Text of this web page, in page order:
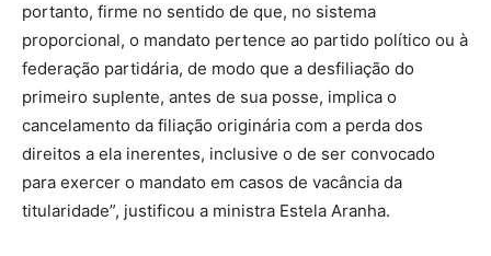
portanto, firme no sentido de que, no sistema
proporcional, o mandato pertence ao partido político ou à
federação partidária, de modo que a desfiliação do
primeiro suplente, antes de sua posse, implica o
cancelamento da filiação originária com a perda dos
direitos a ela inerentes, inclusive o de ser convocado
para exercer o mandato em casos de vacância da
titularidade”, justificou a ministra Estela Aranha.